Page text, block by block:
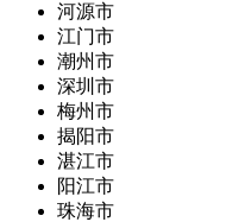
河源市
江门市
潮州市
深圳市
梅州市
揭阳市
湛江市
阳江市
珠海市